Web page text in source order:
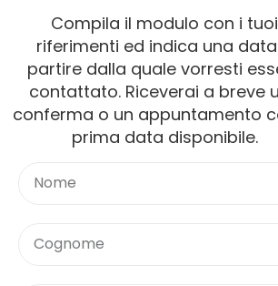
Compila il modulo con i tuoi
riferimenti ed indica una
partire dalla quale vorresti
contattato. Riceverai a breve
conferma o un appuntamento
prima data disponibile.